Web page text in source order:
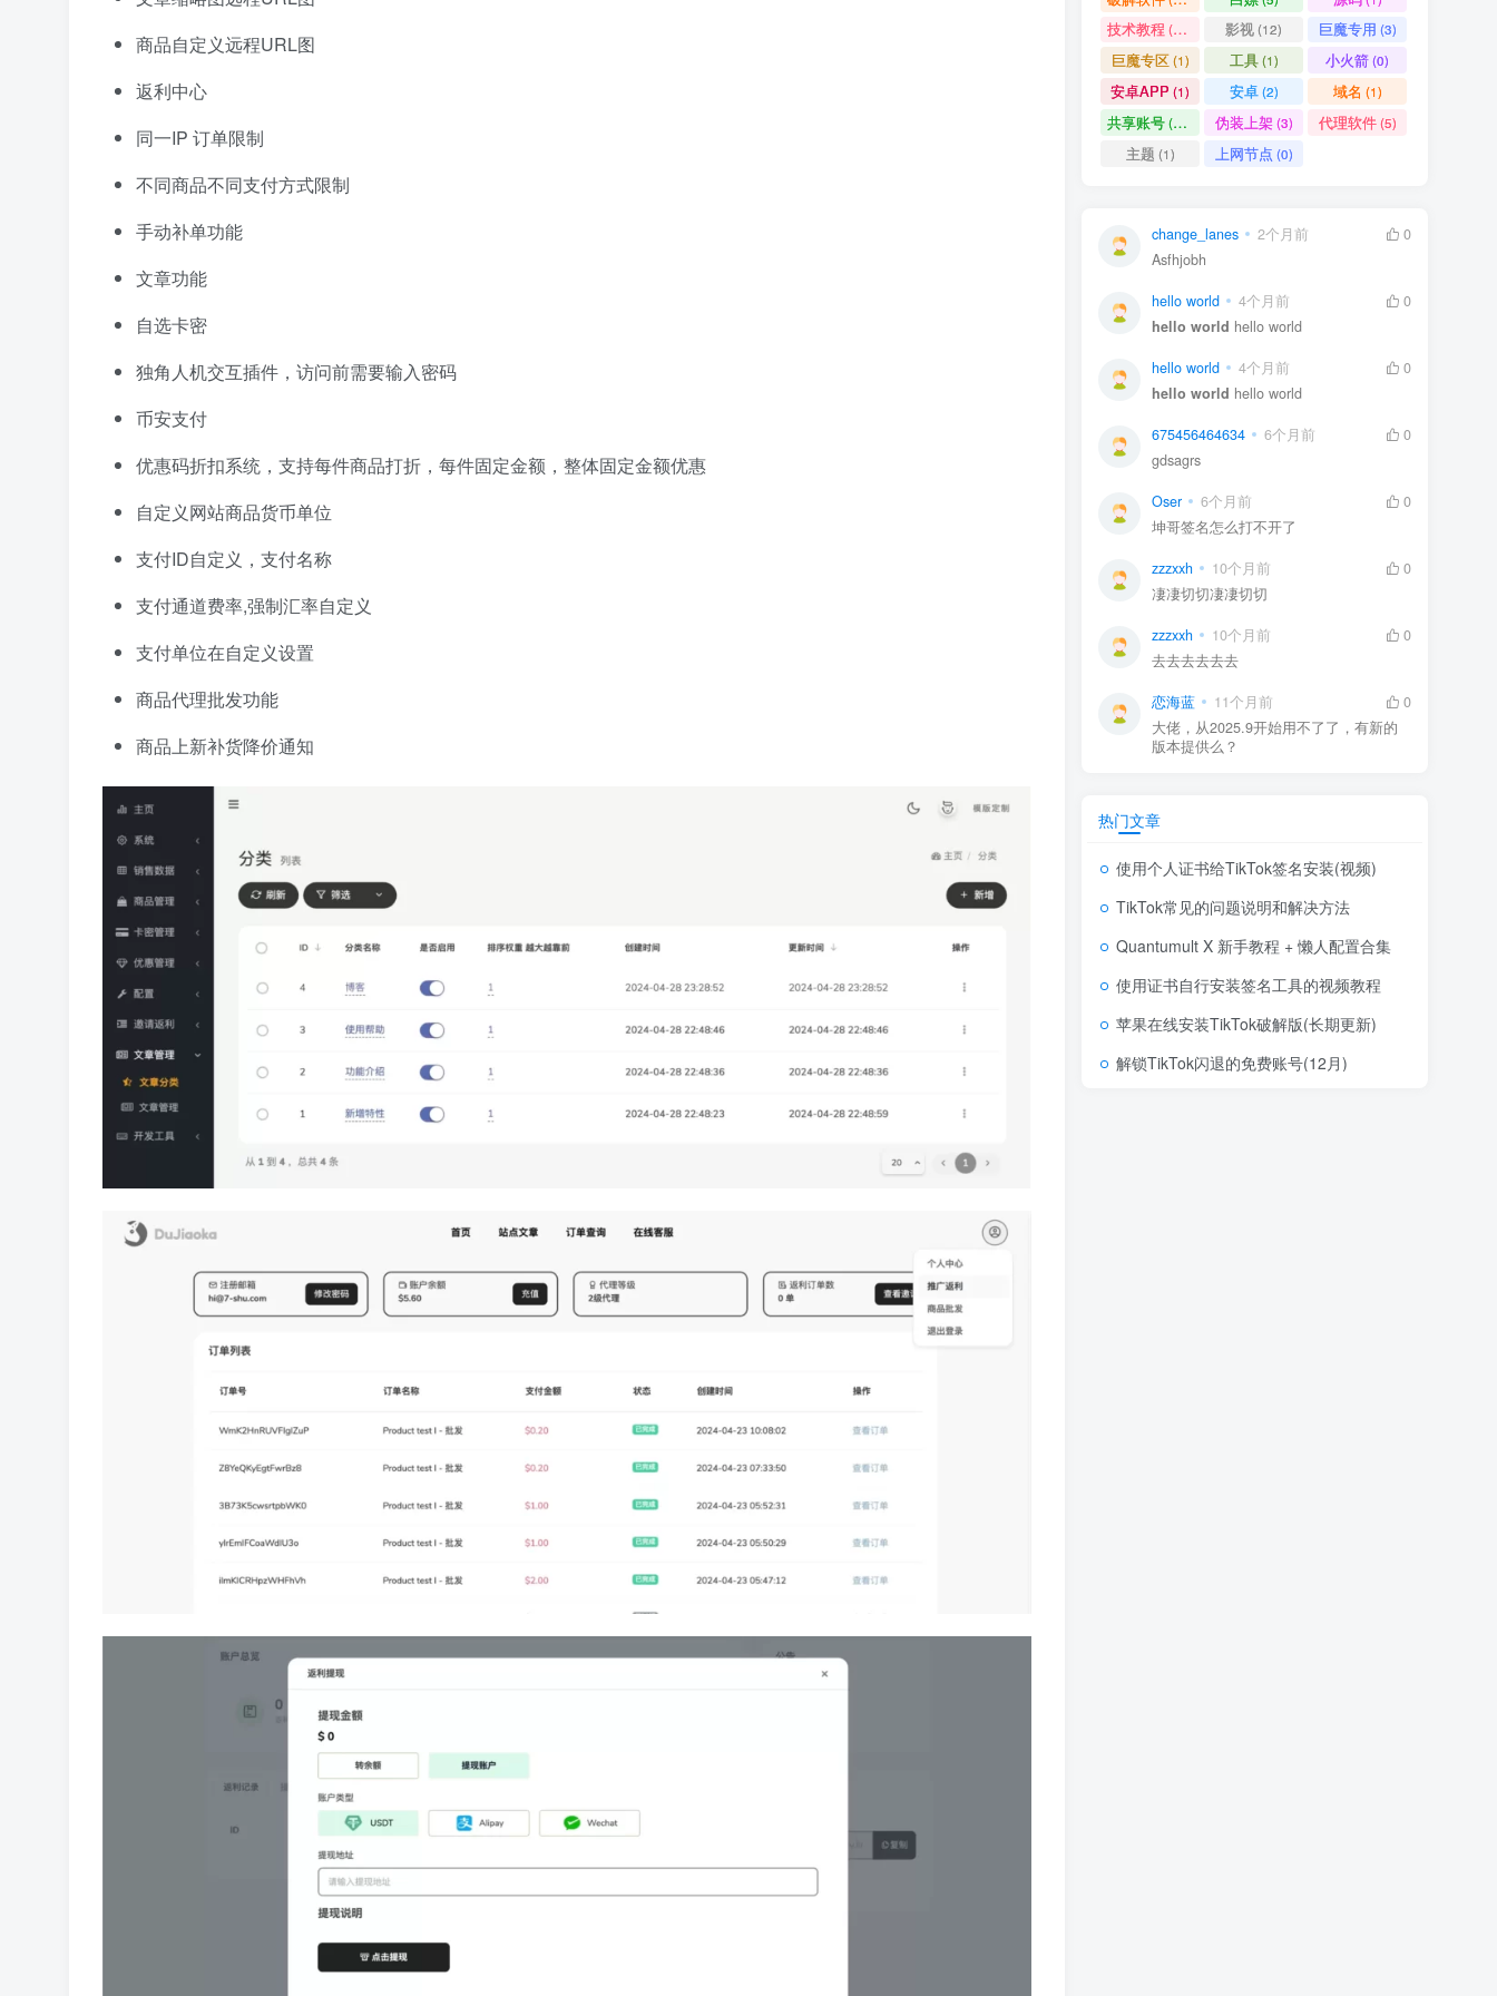
商品自定义远程URL图
返利中心
同一IP 订单限制
不同商品不同支付方式限制
手动补单功能
文章功能
自选卡密
独角人机交互插件，访问前需要输入密码
币安支付
优惠码折扣系统，支持每件商品打折，每件固定金额，整体固定金额优惠
自定义网站商品货币单位
支付ID自定义，支付名称
支付通道费率,强制汇率自定义
支付单位在自定义设置
商品代理批发功能
商品上新补货降价通知
技术教程 (15) 影视(12) 巨魔专用 (3)
巨魔专区(1) 工具(1) 小火箭(0)
安卓APP (1) 安卓(2) 域名 (1)
共享账号(11) 伪装上架(3) 代理软件(5)
主题 (1) 上网节点 (0)
change_lanes 2个月前
0
Asfhjobh
hello world 4个月前
0
hello world hello world
hello world 4个月前
0
hello world hello world
675456464634 6个月前
0
gdsagrs
Oser 6个月前
0
坤哥签名怎么打不开了
zzzxxh 10个月前
0
凄凄切切凄凄切切
zzzxxh 10个月前
0
去去去去去去
恋海蓝 11个月前
0
大佬，从2025.9开始用不了了，有新的
版本提供么？
热门文章
使用个人证书给TikTok签名安装(视频)
TikTok常见的问题说明和解决方法
Quantumult X 新手教程 + 懒人配置合集
使用证书自行安装签名工具的视频教程
苹果在线安装TikTok破解版(长期更新)
解锁TikTok闪退的免费账号(12月)